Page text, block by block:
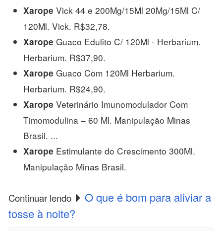
Xarope Vick 44 e 200Mg/15Ml 20Mg/15Ml C/
120Ml. Vick. R$32,78.
Xarope Guaco Edulito C/ 120Ml - Herbarium.
Herbarium. R$37,90.
Xarope Guaco Com 120Ml Herbarium.
Herbarium. R$24,90.
Xarope Veterinário Imunomodulador Com
Timomodulina – 60 Ml. Manipulação Minas
Brasil. ...
Xarope Estimulante do Crescimento 300Ml.
Manipulação Minas Brasil.
Continuar lendo
O que é bom para aliviar a
tosse à noite?